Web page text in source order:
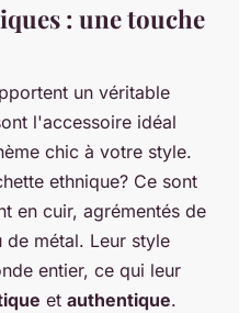
: une touche
un véritable
l'accessoire idéal
chic à votre style.
ethnique? Ce sont
en cuir, agrémentés de
métal. Leur style
entier, ce qui leur
et authentique.